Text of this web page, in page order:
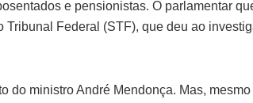
e pensionistas. O parlamentar
Tribunal Federal (STF), que deu ao
do ministro André Mendonça. Mas,